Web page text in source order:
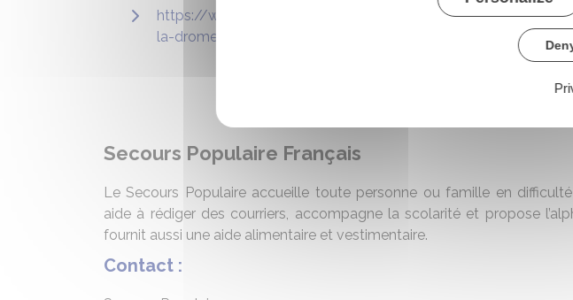
https://www.restosducoeur.org/associations-
la-drome/
Secours Populaire Français
Le Secours Populaire accueille toute personne ou famille en
aide à rédiger des courriers, accompagne la scolarité et propose
fournit aussi une aide alimentaire et vestimentaire.
Contact :